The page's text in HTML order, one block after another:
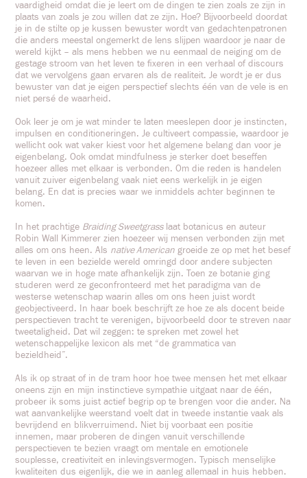
vaardigheid omdat die je leert om de dingen te zien zoals ze zijn in
plaats van zoals je zou willen dat ze zijn. Hoe? Bijvoorbeeld doordat
je in de stilte op je kussen bewuster wordt van gedachtenpatronen
die anders meestal ongemerkt de lens slijpen waardoor je naar de
wereld kijkt – als mens hebben we nu eenmaal de neiging om de
gestage stroom van het leven te fixeren in een verhaal of discours
dat we vervolgens gaan ervaren als de realiteit. Je wordt je er dus
bewuster van dat je eigen perspectief slechts één van de vele is en
niet persé de waarheid.
Ook leer je om je wat minder te laten meeslepen door je instincten,
impulsen en conditioneringen. Je cultiveert compassie, waardoor je
wellicht ook wat vaker kiest voor het algemene belang dan voor je
eigenbelang. Ook omdat mindfulness je sterker doet beseffen
hoezeer alles met elkaar is verbonden. Om die reden is handelen
vanuit zuiver eigenbelang vaak niet eens werkelijk in je eigen
belang. En dat is precies waar we inmiddels achter beginnen te
komen.
In het prachtige Braiding Sweetgrasslaat botanicus en auteur
Robin Wall Kimmerer zien hoezeer wij mensen verbonden zijn met
alles om ons heen. Als native American groeide ze op met het besef
te leven in een bezielde wereld omringd door andere subjecten
waarvan we in hoge mate afhankelijk zijn. Toen ze botanie ging
studeren werd ze geconfronteerd met het paradigma van de
westerse wetenschap waarin alles om ons heen juist wordt
geobjectiveerd. In haar boek beschrijft ze hoe ze als docent beide
perspectieven tracht te verenigen, bijvoorbeeld door te streven naar
tweetaligheid. Dat wil zeggen: te spreken met zowel het
wetenschappelijke lexicon als met “de grammatica van
bezieldheid”.
Als ik op straat of in de tram hoor hoe twee mensen het met elkaar
oneens zijn en mijn instinctieve sympathie uitgaat naar de één,
probeer ik soms juist actief begrip op te brengen voor die ander. Na
wat aanvankelijke weerstand voelt dat in tweede instantie vaak als
bevrijdend en blikverruimend. Niet bij voorbaat een positie
innemen, maar proberen de dingen vanuit verschillende
perspectieven te bezien vraagt om mentale en emotionele
souplesse, creativiteit en inlevingsvermogen. Typisch menselijke
kwaliteiten dus eigenlijk, die we in aanleg allemaal in huis hebben.